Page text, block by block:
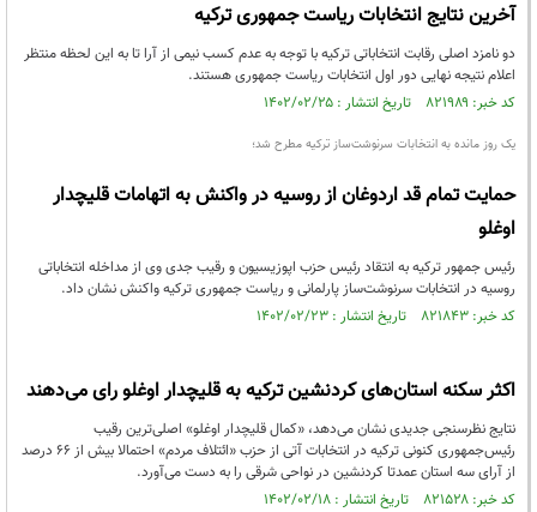
آخرین نتایج انتخابات ریاست جمهوری ترکیه
دو نامزد اصلی رقابت انتخاباتی ترکیه با توجه به عدم کسب نیمی از آرا تا به این لحظه منتظر
اعلام نتیجه نهایی دور اول انتخابات ریاست جمهوری هستند.
کد خبر: ۸۲۱۹۸۹ تاریخ انتشار : ۱۴۰۲/۰۲/۲۵
یک روز مانده به انتخابات سرنوشت‌ساز ترکیه مطرح شد؛
حمایت تمام قد اردوغان از روسیه در واکنش به اتهامات قلیچدار
اوغلو
رئیس جمهور ترکیه به انتقاد رئیس حزب اپوزیسیون و رقیب جدی وی از مداخله انتخاباتی
روسیه در انتخابات سرنوشت‌ساز پارلمانی و ریاست جمهوری ترکیه واکنش نشان داد.
کد خبر: ۸۲۱۸۴۳ تاریخ انتشار : ۱۴۰۲/۰۲/۲۳
اکثر سکنه استان‌های کردنشین ترکیه به قلیچدار اوغلو رای می‌دهند
نتایج نظرسنجی جدیدی نشان می‌دهد، «کمال قلیچدار اوغلو» اصلی‌ترین رقیب
رئیس‌جمهوری کنونی ترکیه در انتخابات آتی از حزب «ائتلاف مردم» احتمالا بیش از ۶۶ درصد
از آرای سه استان عمدتا کردنشین در نواحی شرقی را به دست می‌آورد.
کد خبر: ۸۲۱۵۲۸ تاریخ انتشار : ۱۴۰۲/۰۲/۱۸